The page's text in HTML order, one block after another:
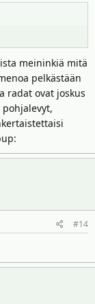
meininkiä mitä
pelkästään
radat ovat joskus
#14